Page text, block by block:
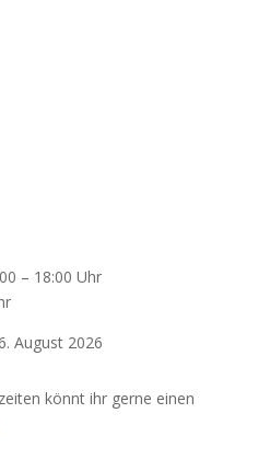
– 18:00 Uhr
August 2026
könnt ihr gerne einen